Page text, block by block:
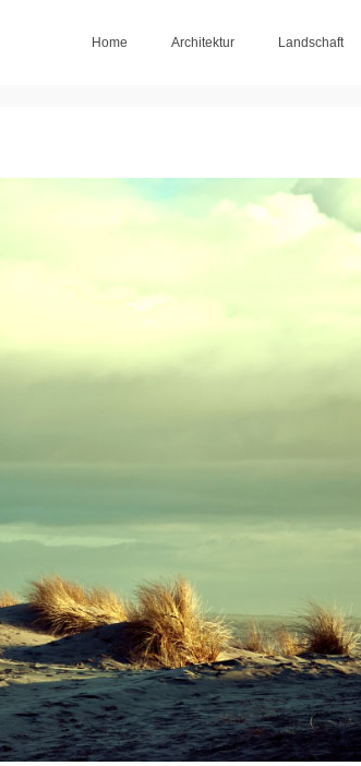
Home Architektur Landschaft